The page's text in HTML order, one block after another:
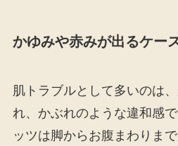
かゆみや赤みが出るケー
肌トラブルとして多いのは
れ、かぶれのような違和感
ッツは脚からお腹まわりま